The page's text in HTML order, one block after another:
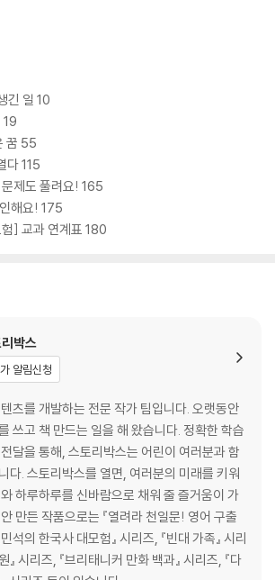
긴 일 10
19
꿈 55
다 115
제도 풀려요! 165
해요! 175
] 교과 연계표 180
박스
알림신청
츠를 개발하는 전문 작가 팀입니다. 오랫동안
쓰고 책 만드는 일을 해 왔습니다. 정확한 학습
달을 통해, 스토리박스는 어린이 여러분과 함
다. 스토리박스를 열면, 여러분의 미래를 키워
하루하루를 신바람으로 채워 줄 즐거움이 가
만든 작품으로는 『열려라 천일문! 영어 구출
석의 한국사 대모험』 시리즈, 『빈대 가족』 시리
』 시리즈, 『브리태니커 만화 백과』 시리즈, 『다